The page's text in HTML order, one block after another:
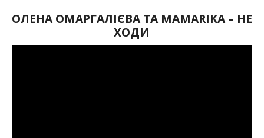
ОЛЕНА ОМАРГАЛІЄВА ТА MAMARIKA – НЕ
ХОДИ